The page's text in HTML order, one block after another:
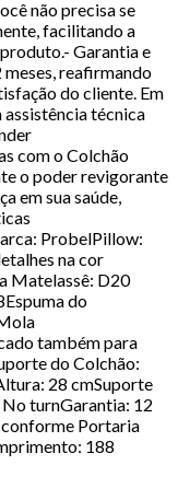
não precisa se
facilitando a
Garantia e
reafirmando
do cliente. Em
técnica
com o Colchão
o poder revigorante
em sua saúde,
ProbelPillow:
na cor
Matelassê: D20
do
também para
do Colchão:
28 cmSuporte
turnGarantia: 12
Portaria
188